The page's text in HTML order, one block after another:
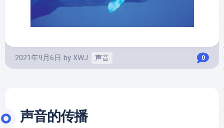
2021年9月6日 by XWJ 声音 0
声音的传播